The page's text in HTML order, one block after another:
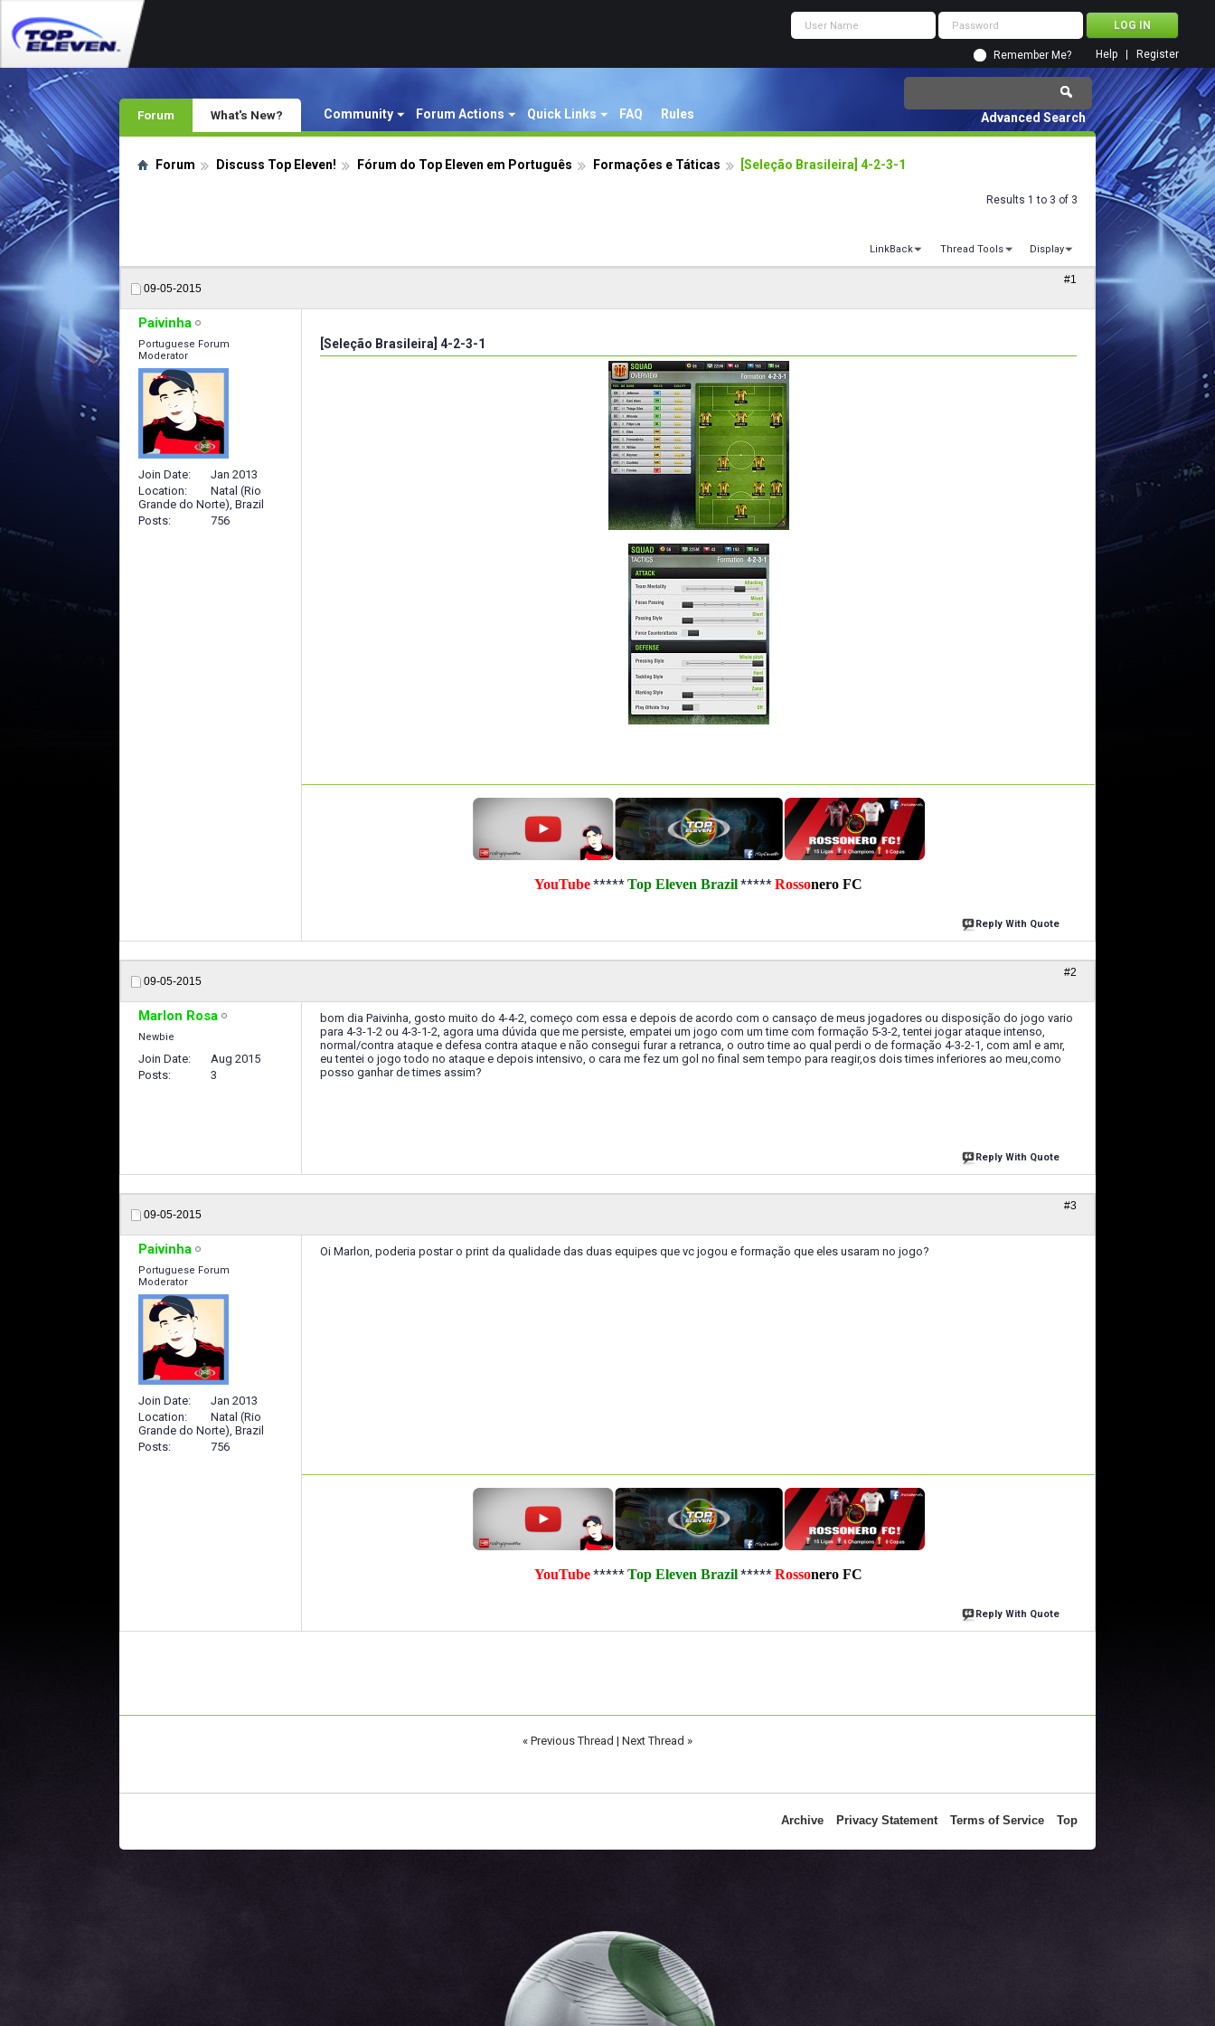
Remember Me? Register
Help
Forum Community Forum Actions Quick Links FAQ Rules
What's New? Advanced Search
Forum Discuss Top Eleven! Fórum do Top Eleven em Português Formações e Táticas [Seleção Brasileira] 4-2-3-1
Results 1 to 3 of 3
LinkBack Thread Tools Display
09-05-2015
#1
Paivinha
Portuguese Forum
Moderator
Join Date
Jan 2013
Location
Natal (Rio
Grande do Norte), Brazil
Posts
756
[Seleção Brasileira] 4-2-3-1
YouTube*****Top Eleven Brazil*****Rossonero FC
Reply With Quote
09-05-2015
#2
Marlon Rosa
Newbie
Join Date
Aug 2015
Posts
3
bom dia Paivinha, gosto muito do 4-4-2, começo com essa e depois de acordo com o cansaço de meus jogadores ou disposição do jogo vario
para 4-3-1-2 ou 4-3-1-2, agora uma dúvida que me persiste, empatei um jogo com um time com formação 5-3-2, tentei jogar ataque intenso,
normal/contra ataque e defesa contra ataque e não consegui furar a retranca, o outro time ao qual perdi o de formação 4-3-2-1, com aml e amr,
eu tentei o jogo todo no ataque e depois intensivo, o cara me fez um gol no final sem tempo para reagir,os dois times inferiores ao meu,como
posso ganhar de times assim?
Reply With Quote
09-05-2015
#3
Paivinha
Portuguese Forum
Moderator
Join Date
Jan 2013
Location
Natal (Rio
Grande do Norte), Brazil
Posts
756
Oi Marlon, poderia postar o print da qualidade das duas equipes que vc jogou e formação que eles usaram no jogo?
YouTube*****Top Eleven Brazil*****Rossonero FC
Reply With Quote
« Previous Thread | Next Thread »
Archive Privacy Statement Terms of Service Top